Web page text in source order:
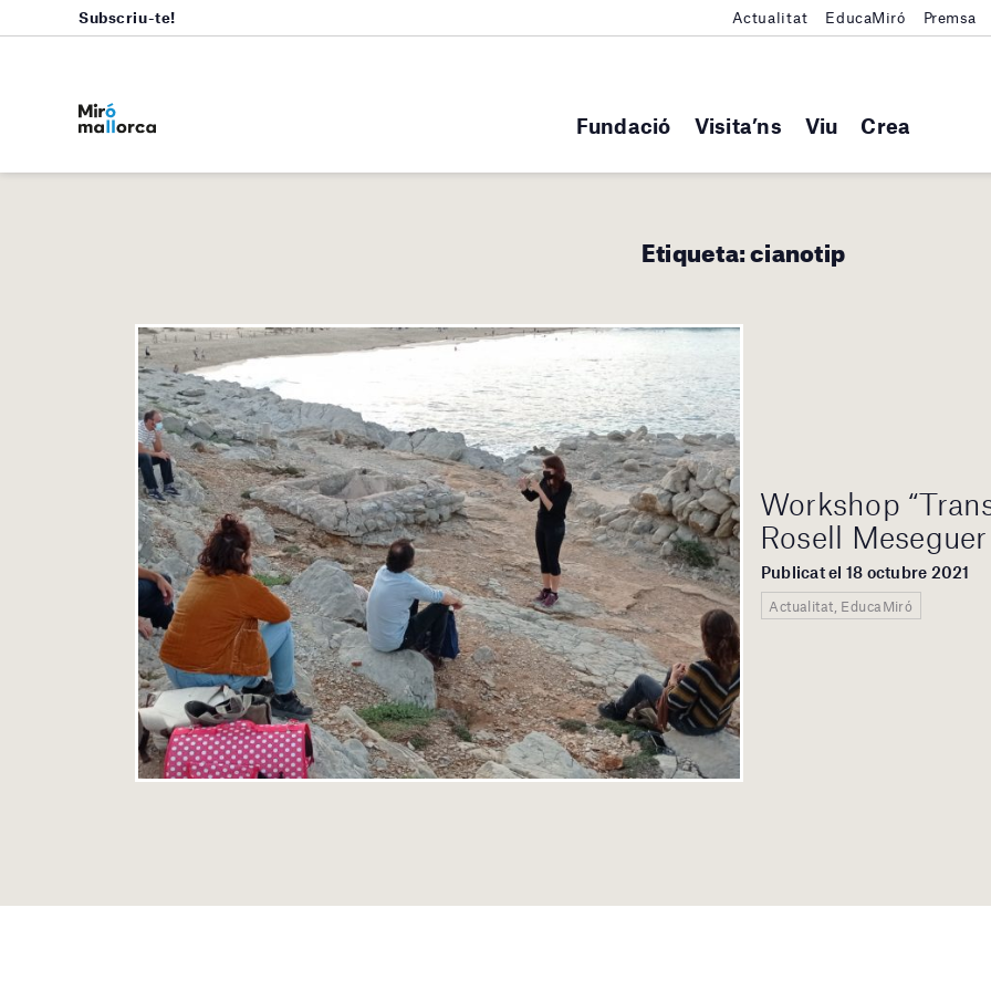
Fundació Visita’ns Viu Crea
Subscriu-te! Actualitat EducaMiró Premsa
Etiqueta:cianotip
Workshop
Rosell Meseguer
Publicat el 18 octubre 2021
Actualitat, EducaMiró